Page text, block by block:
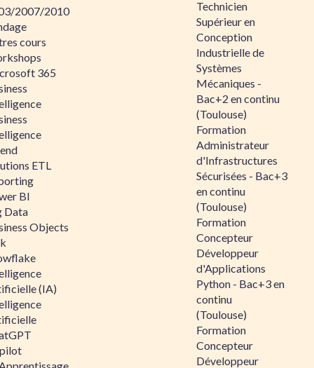
2007/2010
cours
365
ETL
BI
Data
Objects
(IA)
Technicien
Supérieur en
Conception
Industrielle de
Systèmes
Mécaniques -
Bac+2 en continu
(Toulouse)
Formation
Administrateur
d'Infrastructures
Sécurisées - Bac+3
en continu
(Toulouse)
Formation
Concepteur
Développeur
d'Applications
Python - Bac+3 en
continu
(Toulouse)
Formation
Concepteur
Développeur